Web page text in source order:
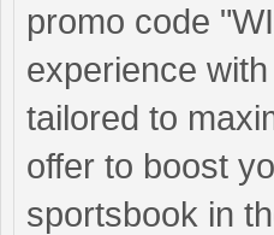
promo code
experience
tailored to
offer to boost
sportsbook in